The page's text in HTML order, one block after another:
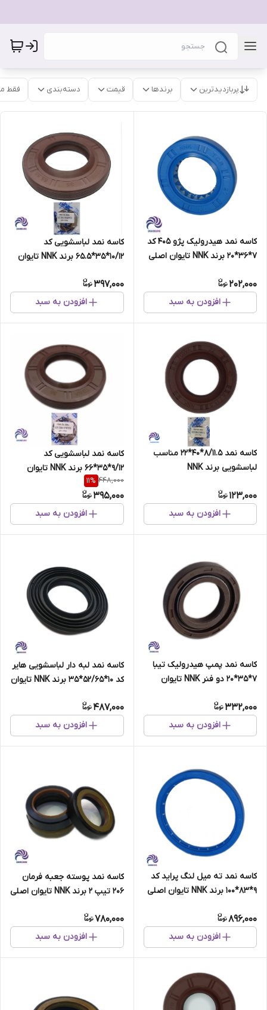
پربازدیدترین برندها قیمت دسته‌بندی فقط
کاسه نمد هیدرولیک پژو 405 کد
7*36*20 برند NNK تایوان اصلی
202,000
افزودن به سبد
کاسه نمد لباسشویی کد
10/12*35*65.5 برند NNK تایوان
397,000
افزودن به سبد
کاسه نمد 8/11.5*40*22 مناسب
لباسشویی برند NNK
123,000
افزودن به سبد
کاسه نمد لباسشویی کد
9/12*35*66 برند NNK تایوان
اصلی
448,000
11%
395,000
افزودن به سبد
کاسه نمد پمپ هیدرولیک تیبا
7*35*20 دو فنر NNK تایوان
332,000
افزودن به سبد
کاسه نمد لبه دار لباسشویی هایر
کد 10*52/65*35 برند NNK تایوان
487,000
افزودن به سبد
کاسه نمد ته میل لنگ پراید کد
9*83*100 برند NNK تایوان اصلی
896,000
افزودن به سبد
کاسه نمد پوسته جعبه فرمان
206 تیپ 2 برند NNK تایوان اصلی
780,000
افزودن به سبد